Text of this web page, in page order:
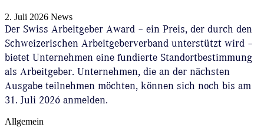
2. Juli 2026 News
Der Swiss Arbeitgeber Award – ein Preis, der durch den
Schweizerischen Arbeitgeberverband unterstützt wird –
bietet Unternehmen eine fundierte Standortbestimmung
als Arbeitgeber. Unternehmen, die an der nächsten
Ausgabe teilnehmen möchten, können sich noch bis am
31. Juli 2026 anmelden.
Allgemein